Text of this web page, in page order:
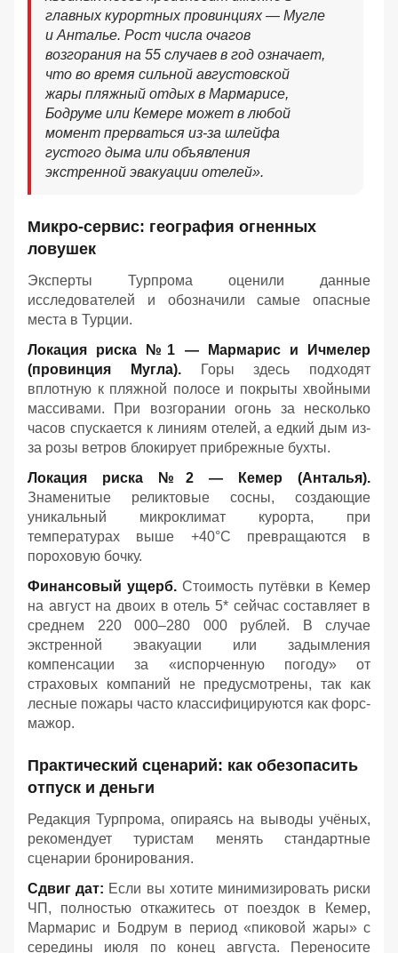
главных курортных провинциях — Мугле
и Анталье. Рост числа очагов
возгорания на 55 случаев в год означает,
что во время сильной августовской
жары пляжный отдых в Мармарисе,
Бодруме или Кемере может в любой
момент прерваться из-за шлейфа
густого дыма или объявления
экстренной эвакуации отелей».
Микро-сервис: география огненных
ловушек
Эксперты Турпрома оценили данные
исследователей и обозначили самые опасные
места в Турции.
Локация риска №1 — Мармарис и Ичмелер
(провинция Мугла).Горы здесь подходят
вплотную к пляжной полосе и покрыты хвойными
массивами. При возгорании огонь за несколько
часов спускается к линиям отелей, а едкий дым из-
за розы ветров блокирует прибрежные бухты.
Локация риска №2 — Кемер (Анталья).
Знаменитые реликтовые сосны, создающие
уникальный микроклимат курорта, при
температурах выше +40°C превращаются в
пороховую бочку.
Финансовый ущерб. Стоимость путёвки в Кемер
на август на двоих в отель 5* сейчас составляет в
среднем 220 000–280 000 рублей. В случае
экстренной эвакуации или задымления
компенсации за «испорченную погоду» от
страховых компаний не предусмотрены, так как
лесные пожары часто классифицируются как форс-
мажор.
Практический сценарий: как обезопасить
отпуск и деньги
Редакция Турпрома, опираясь на выводы учёных,
рекомендует туристам менять стандартные
сценарии бронирования.
Сдвиг дат: Если вы хотите минимизировать риски
ЧП, полностью откажитесь от поездок в Кемер,
Мармарис и Бодрум в период «пиковой жары» с
середины июля по конец августа. Переносите